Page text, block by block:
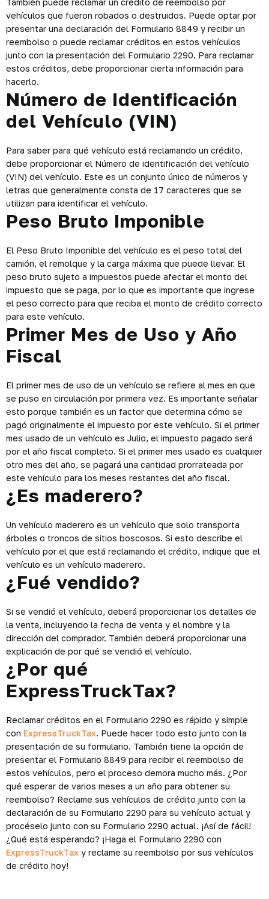
También puede reclamar un crédito de reembolso por
vehículos que fueron robados o destruidos. Puede optar por
presentar una declaración del Formulario 8849 y recibir un
reembolso o puede reclamar créditos en estos vehículos
junto con la presentación del Formulario 2290. Para reclamar
estos créditos, debe proporcionar cierta información para
hacerlo.
Número de Identificación
del Vehículo (VIN)
Para saber para qué vehículo está reclamando un crédito,
debe proporcionar el Número de identificación del vehículo
(VIN) del vehículo. Este es un conjunto único de números y
letras que generalmente consta de 17 caracteres que se
utilizan para identificar el vehículo.
Peso Bruto Imponible
El Peso Bruto Imponible del vehículo es el peso total del
camión, el remolque y la carga máxima que puede llevar. El
peso bruto sujeto a impuestos puede afectar el monto del
impuesto que se paga, por lo que es importante que ingrese
el peso correcto para que reciba el monto de crédito correcto
para este vehículo.
Primer Mes de Uso y Año
Fiscal
El primer mes de uso de un vehículo se refiere al mes en que
se puso en circulación por primera vez. Es importante señalar
esto porque también es un factor que determina cómo se
pagó originalmente el impuesto por este vehículo. Si el primer
mes usado de un vehículo es Julio, el impuesto pagado será
por el año fiscal completo. Si el primer mes usado es cualquier
otro mes del año, se pagará una cantidad prorrateada por
este vehículo para los meses restantes del año fiscal.
¿Es maderero?
Un vehículo maderero es un vehículo que solo transporta
árboles o troncos de sitios boscosos. Si esto describe el
vehículo por el que está reclamando el crédito, indique que el
vehículo es un vehículo maderero.
¿Fué vendido?
Si se vendió el vehículo, deberá proporcionar los detalles de
la venta, incluyendo la fecha de venta y el nombre y la
dirección del comprador. También deberá proporcionar una
explicación de por qué se vendió el vehículo.
¿Por qué
ExpressTruckTax?
Reclamar créditos en el Formulario 2290 es rápido y simple
con ExpressTruckTax. Puede hacer todo esto junto con la
presentación de su formulario. También tiene la opción de
presentar el Formulario 8849 para recibir el reembolso de
estos vehículos, pero el proceso demora mucho más. ¿Por
qué esperar de varios meses a un año para obtener su
reembolso? Reclame sus vehículos de crédito junto con la
declaración de su Formulario 2290 para su vehículo actual y
procéselo junto con su Formulario 2290 actual. ¡Así de fácil!
¿Qué está esperando? ¡Haga el Formulario 2290 con
ExpressTruckTax y reclame su reembolso por sus vehículos
de crédito hoy!